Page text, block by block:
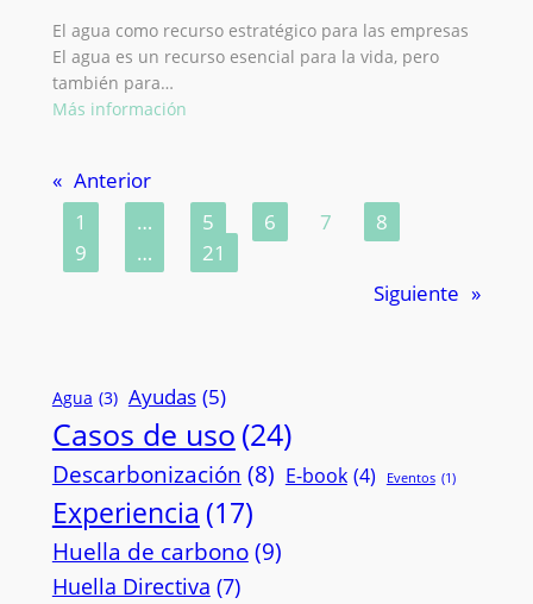
El agua como recurso estratégico para las empresas
El agua es un recurso esencial para la vida, pero
también para…
Más información:
empresas:
para
agua
« Anterior
1
… 5 6 7
8
9
…
21
Siguiente »
Agua (3) Ayudas (5)
Casos de uso (24)
Descarbonización (8) E-book (4) Eventos (1)
Experiencia (17)
Huella de carbono(9)
Huella Directiva (7)